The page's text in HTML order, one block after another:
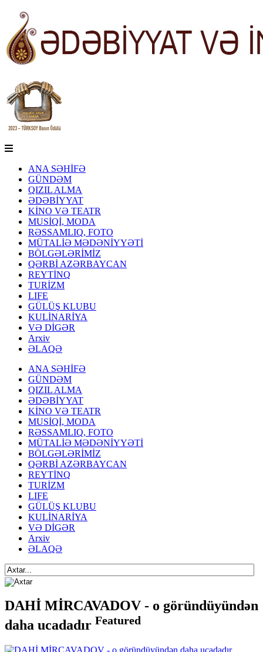
ANA SƏHİFƏ
GÜNDƏM
QIZIL ALMA
ƏDƏBİYYAT
KİNO VƏ TEATR
MUSİQİ, MODA
RƏSSAMLIQ, FOTO
MÜTALİƏ MƏDƏNİYYƏTİ
BÖLGƏLƏRİMİZ
QƏRBİ AZƏRBAYCAN
REYTİNQ
TURİZM
LIFE
GÜLÜŞ KLUBU
KULİNARİYA
VƏ DİGƏR
Arxiv
ƏLAQƏ
ANA SƏHİFƏ
GÜNDƏM
QIZIL ALMA
ƏDƏBİYYAT
KİNO VƏ TEATR
MUSİQİ, MODA
RƏSSAMLIQ, FOTO
MÜTALİƏ MƏDƏNİYYƏTİ
BÖLGƏLƏRİMİZ
QƏRBİ AZƏRBAYCAN
REYTİNQ
TURİZM
LIFE
GÜLÜŞ KLUBU
KULİNARİYA
VƏ DİGƏR
Arxiv
ƏLAQƏ
DAHİ MİRCAVADOV - o göründüyündən
daha ucadadır Featured